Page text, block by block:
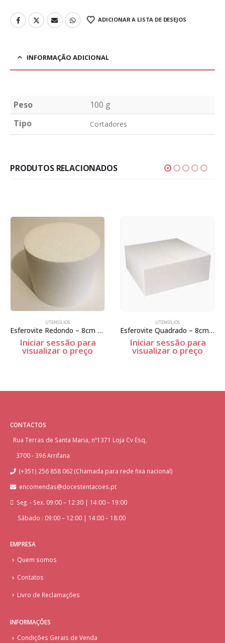
ADICIONAR A LISTA DE DESEJOS
INFORMAÇÃO ADICIONAL
Peso
100 g
Tipo
Cortadores
PRODUTOS RELACIONADOS
UTENSÍLIOS
Esferovite Redondo – 8cm Espessura
Iniciar sessão para
visualizar o preço
UTENSÍLIOS
Esferovite Quadrado – 8cm Espessura
Iniciar sessão para
visualizar o preço
CONTACTOS
Rua Terras de Santa Maria, nº1371 Loja Cv Esq,
3700 - 396 Arrifana
(+351) 256 858 062 (Chamada para rede fixa nacional)
encomendas@docestentacoes.pt
Seg. - Sex. 09:00 – 12:30 | 14:00 – 19:00
Sábado : 09:00 – 12:00 | 14:00 – 18:00
EMPRESA
Quem somos
Contatos
Livro de Reclamações
INFORMAÇÕES
Condições Gerais de Venda